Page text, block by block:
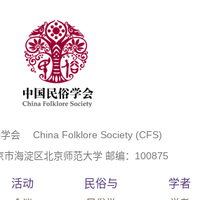
学会 China Folklore Society (CFS)
市海淀区北京师范大学 邮编：100875
活动 民俗与 学者